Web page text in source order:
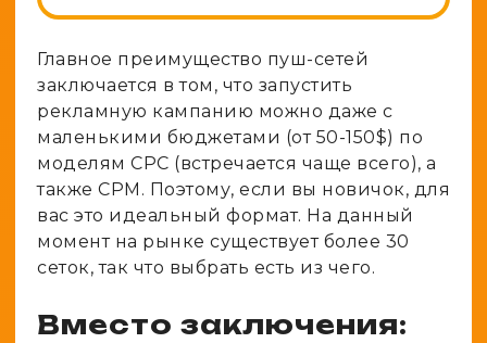
Главное преимущество пуш-сетей
заключается в том, что запустить
рекламную кампанию можно даже с
маленькими бюджетами (от 50-150$) по
моделям CPC (встречается чаще всего), а
также CPM. Поэтому, если вы новичок, для
вас это идеальный формат. На данный
момент на рынке существует более 30
сеток, так что выбрать есть из чего.
Вместо заключения: